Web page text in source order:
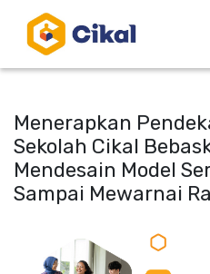
Menerapkan
Sekolah Cikal
Mendesain Model
Sampai Mewarnai